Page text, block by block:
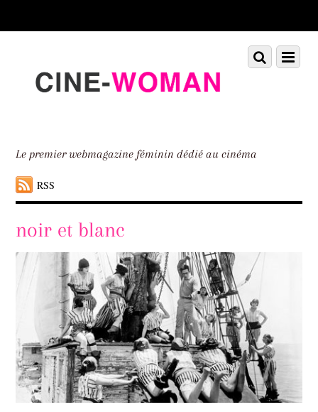
down
Le premier webmagazine féminin dédié au cinéma
RSS
Menu
Scroll
down
noir et blanc